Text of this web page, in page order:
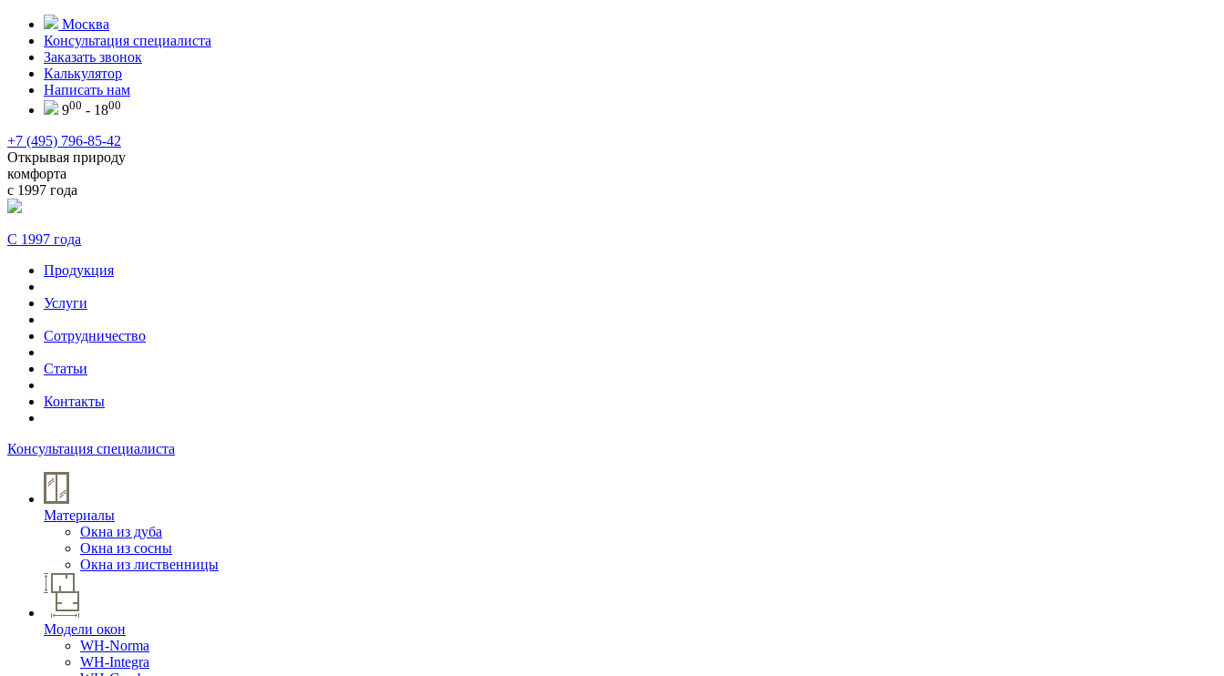
Москва
Консультация специалиста
Заказать звонок
Калькулятор
Написать нам
900 - 1800
+7 (495) 796-85-42
Открывая природу
комфорта
с 1997 года
С 1997 года
Продукция
Услуги
Сотрудничество
Статьи
Контакты
Консультация специалиста
Материалы
Окна из дуба
Окна из сосны
Окна из лиственницы
Модели окон
WH-Norma
WH-Integra